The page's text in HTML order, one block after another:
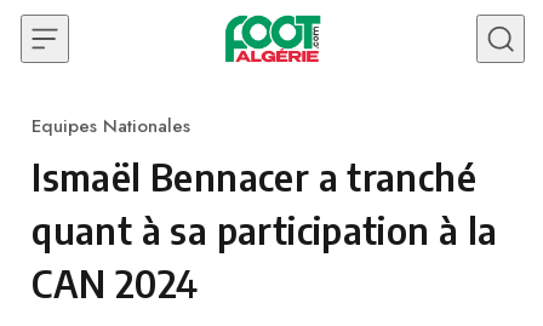
Skip to content
Category
Equipes Nationales
Ismaël Bennacer a tranché
quant à sa participation à la
CAN 2024